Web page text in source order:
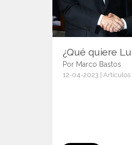
¿Qué quiere
Por Marco Bastos
12-04-2023 | Artículos